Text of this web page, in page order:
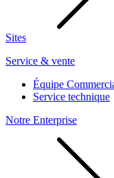
Sites
Service & vente
Équipe
Service technique
Notre Enterprise